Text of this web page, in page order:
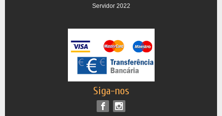
Servidor 2022
Siga-nos